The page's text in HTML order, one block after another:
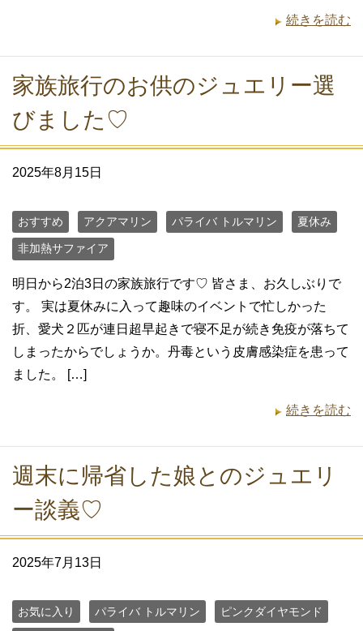
続きを読む
家族旅行のお供のジュエリー選
びました♡
2025年8月15日
おすすめ アクアマリン パライバ トルマリン 夏休み
非加熱サファイア
明日から2泊3日の家族旅行です♡ 皆さま、お久しぶりで
す。 実は夏休みに入って趣味のイベントで忙しかった
折、愛犬２匹が連日超早起きで寝不足が続き免疫が落ちて
しまったからでしょうか。丹毒という皮膚感染症を患って
ました。 […]
続きを読む
週末に帰省した娘とのジュエリ
ー談義♡
2025年7月13日
お気に入り パライバ トルマリン ピンクダイヤモンド